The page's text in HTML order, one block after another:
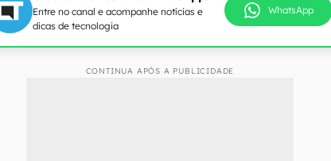
Entre no canal e acompanhe notícias e
dicas de tecnologia
WhatsApp
CONTINUA APÓS A PUBLICIDADE